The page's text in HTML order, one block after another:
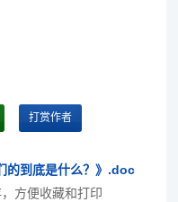
打赏作者
的到底是什么？》.doc
方便收藏和打印